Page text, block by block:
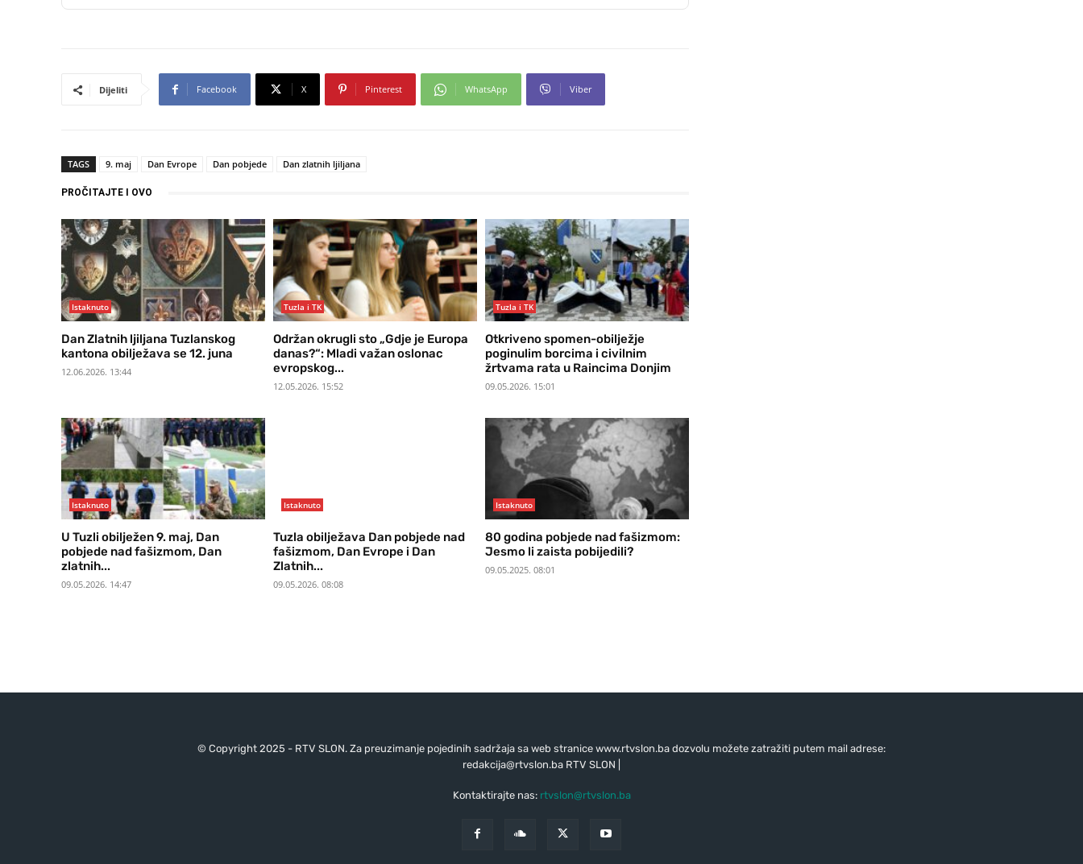
Dijeliti Facebook X Pinterest WhatsApp Viber
TAGS 9. maj Dan Evrope Dan pobjede Dan zlatnih ljiljana
PROČITAJTE I OVO
Istaknuto
Dan Zlatnih ljiljana Tuzlanskog
kantona obilježava se 12. juna
12.06.2026. 13:44
Tuzla i TK
Održan okrugli sto „Gdje je Europa
danas?“: Mladi važan oslonac
evropskog...
12.05.2026. 15:52
Tuzla i TK
Otkriveno spomen-obilježje
poginulim borcima i civilnim
žrtvama rata u Raincima Donjim
09.05.2026. 15:01
Istaknuto
U Tuzli obilježen 9. maj, Dan
pobjede nad fašizmom, Dan
zlatnih...
09.05.2026. 14:47
Istaknuto
Tuzla obilježava Dan pobjede nad
fašizmom, Dan Evrope i Dan
Zlatnih...
09.05.2026. 08:08
Istaknuto
80 godina pobjede nad fašizmom:
Jesmo li zaista pobijedili?
09.05.2025. 08:01
© Copyright 2025 - RTV SLON. Za preuzimanje pojedinih sadržaja sa web stranice www.rtvslon.ba dozvolu možete zatražiti putem mail adrese:
redakcija@rtvslon.baRTV SLON |
Kontaktirajte nas: rtvslon@rtvslon.ba